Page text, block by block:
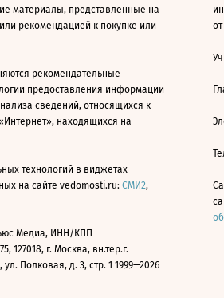
материалы, представленные на
рекомендацией к покупке или
рекомендательные
предоставления информации
сведений, относящихся к
находящихся на
технологий в виджетах
на сайте vedomosti.ru: СМИ2,
Медиа, ИНН/КПП
127018, г. Москва, вн.тер.г.
Полковая, д. 3, стр. 1 1999—2026